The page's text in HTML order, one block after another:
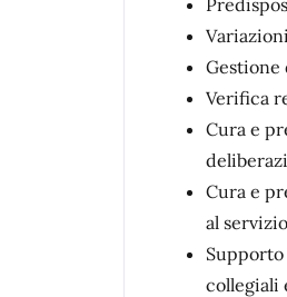
Gestione
Verifica
Cura e
Cura e
al
Supporto
collegiali